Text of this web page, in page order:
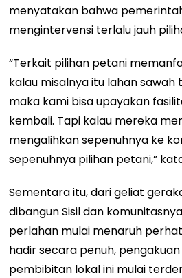
menyatakan bahwa
mengintervensi terlalu jauh
“Terkait pilihan petani
kalau misalnya itu lahan
maka kami bisa upayakan
kembali. Tapi kalau mereka
mengalihkan sepenuhnya ke
sepenuhnya pilihan petani,”
Sementara itu, dari geliat
dibangun Sisil dan
perlahan mulai menaruh
hadir secara penuh,
pembibitan lokal ini mulai